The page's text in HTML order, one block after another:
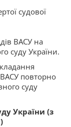
судової
ВАСУ на
суду України.
повторно
суду
України (з